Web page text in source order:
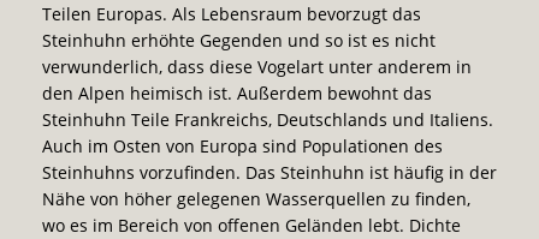
Teilen Europas. Als Lebensraum bevorzugt das
Steinhuhn erhöhte Gegenden und so ist es nicht
verwunderlich, dass diese Vogelart unter anderem in
den Alpen heimisch ist. Außerdem bewohnt das
Steinhuhn Teile Frankreichs, Deutschlands und Italiens.
Auch im Osten von Europa sind Populationen des
Steinhuhns vorzufinden. Das Steinhuhn ist häufig in der
Nähe von höher gelegenen Wasserquellen zu finden,
wo es im Bereich von offenen Geländen lebt. Dichte